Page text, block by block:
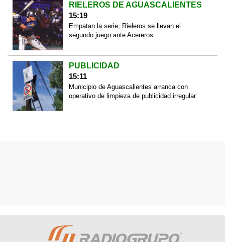
RIELEROS DE AGUASCALIENTES
15:19
Empatan la serie; Rieleros se llevan el
segundo juego ante Acereros
PUBLICIDAD
15:11
Municipio de Aguascalientes arranca con
operativo de limpieza de publicidad irregular